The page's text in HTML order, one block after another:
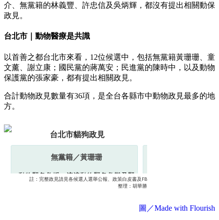
介、無黨籍的林義豐、許忠信及吳炳輝，都沒有提出相關動保
政見。
台北市｜動物醫療是共識
以首善之都台北市來看，12位候選中，包括無黨籍黃珊珊、童
文薰、謝立康；國民黨的蔣萬安；民進黨的陳時中，以及動物
保護黨的張家豪，都有提出相關政見。
合計動物政見數量有36項，是全台各縣市中動物政見最多的地
方。
圖／Made with Flourish